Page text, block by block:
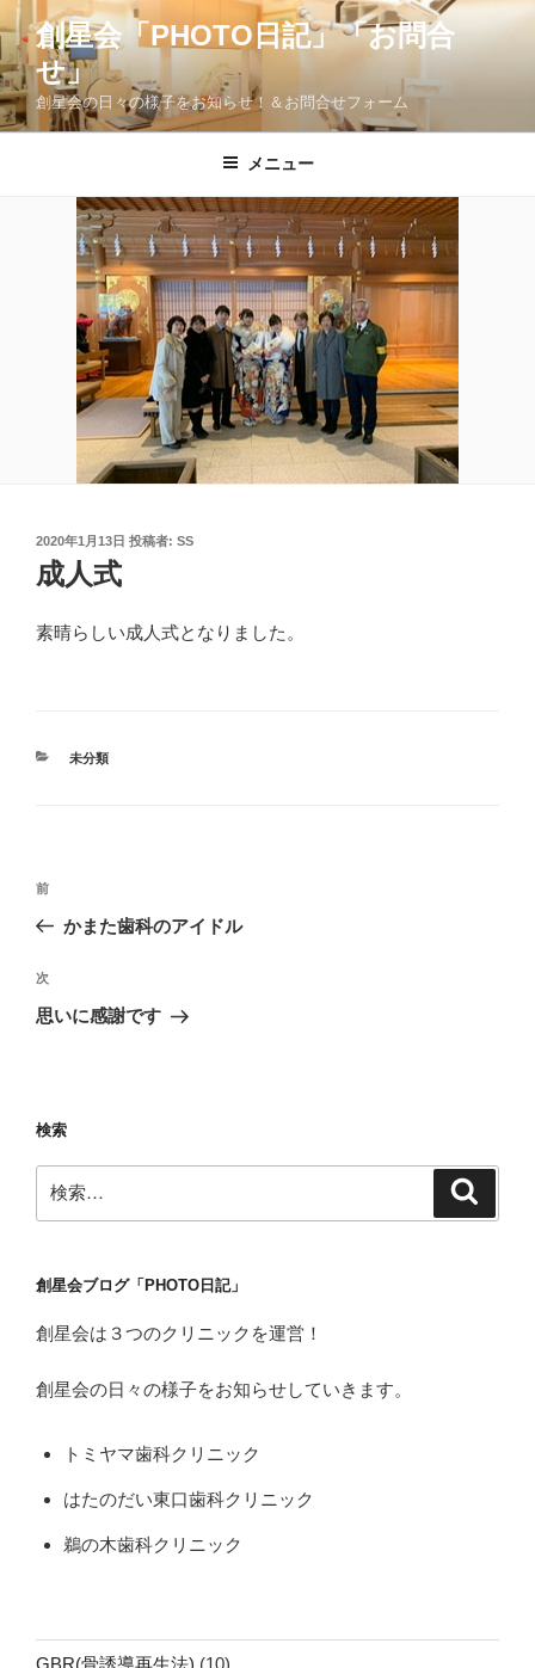
ン
テ
ン
ツ
創星会「PHOTO日記」「お問合
せ」
創星会の日々の様子をお知らせ！＆お問合せフォーム
メニュー
投
日:
2020年1月13日 投稿者: SS
成人式
素晴らしい成人式となりました。
カ
未分類
投
ビ
ゲ
ン
前
の
稿
前
かまた歯科のアイドル
次
の
次
思いに感謝です
検索
索:
創星会ブログ「PHOTO日記」
創星会は３つのクリニックを運営！
創星会の日々の様子をお知らせしていきます。
トミヤマ歯科クリニック
はたのだい東口歯科クリニック
鵜の木歯科クリニック
GBR(骨誘導再生法) (10)